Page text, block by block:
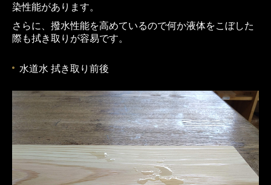
染性能があります。
さらに、撥水性能を高めているので何か液体をこぼした
際も拭き取りが容易です。
水道水 拭き取り前後